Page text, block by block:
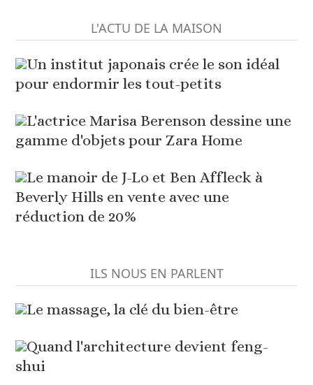
L'ACTU DE LA MAISON
Un institut japonais crée le son idéal
pour endormir les tout-petits
L'actrice Marisa Berenson dessine une
gamme d'objets pour Zara Home
Le manoir de J-Lo et Ben Affleck à
Beverly Hills en vente avec une
réduction de 20%
ILS NOUS EN PARLENT
Le massage, la clé du bien-être
Quand l'architecture devient feng-
shui